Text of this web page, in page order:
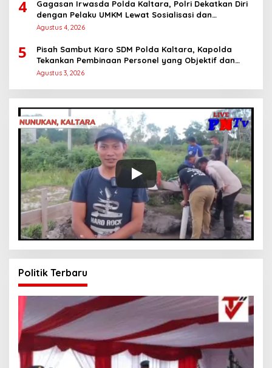
4
Gagasan Irwasda Polda Kaltara, Polri Dekatkan Diri
dengan Pelaku UMKM Lewat Sosialisasi dan
Workshop Digital Marketing
Agustus 4, 2026
5
Pisah Sambut Karo SDM Polda Kaltara, Kapolda
Tekankan Pembinaan Personel yang Objektif dan
Berkeadilan
Agustus 3, 2026
Politik Terbaru